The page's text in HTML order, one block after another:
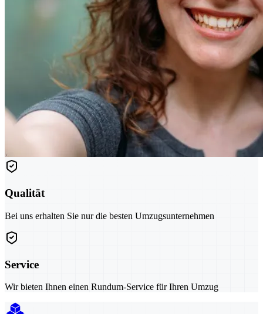
Qualität
Bei uns erhalten Sie nur die besten Umzugsunternehmen
Service
Wir bieten Ihnen einen Rundum-Service für Ihren Umzug